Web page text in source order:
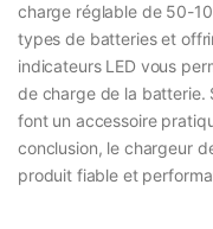
charge réglable de 50-
types de batteries et
indicateurs LED vous
de charge de la batterie.
font un accessoire
conclusion, le chargeur
produit fiable et